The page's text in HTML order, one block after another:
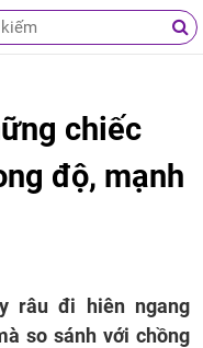
chiếc
độ, mạnh
râu đi hiên ngang
so sánh với chồng